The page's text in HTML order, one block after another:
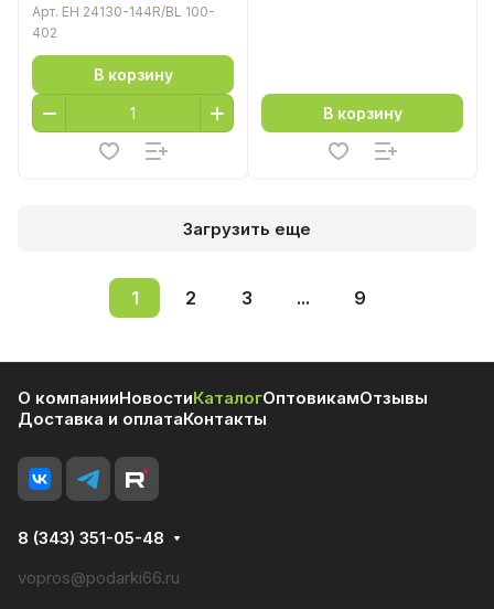
Арт. EH 24130-144R/BL 100-
402
В корзину
В корзину
Загрузить еще
1 2 3 ... 9
О компанииНовостиКаталогОптовикамОтзывы
Доставка и оплатаКонтакты
8 (343) 351-05-48
vopros@podarki66.ru